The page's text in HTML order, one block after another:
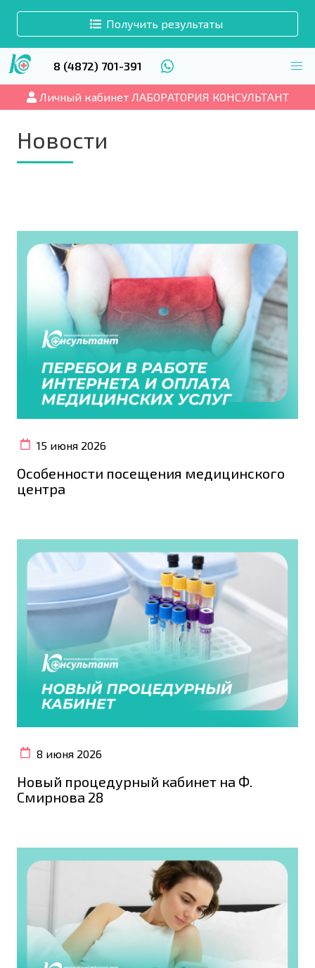
Получить результаты
8 (4872) 701-391
Личный кабинет ЛАБОРАТОРИЯ КОНСУЛЬТАНТ
Новости
15 июня 2026
Особенности посещения медицинского
центра
8 июня 2026
Новый процедурный кабинет на Ф.
Смирнова 28